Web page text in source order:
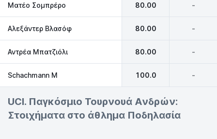
Ματέο Σομπρέρο 80.00 -
Αλεξάντερ Βλασόφ 80.00 -
Αντρέα Μπατζιόλι 80.00 -
Schachmann M 100.0 -
UCI. Παγκόσμιο Τουρνουά Ανδρών:
Στοιχήματα στο άθλημα Ποδηλασία